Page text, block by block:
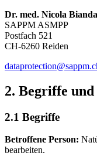
Dr. med. Nicola
SAPPM ASMPP
Postfach 521
CH-6260 Reiden
2. Begriffe
2.1 Begriffe
Betroffene Person:
bearbeiten.